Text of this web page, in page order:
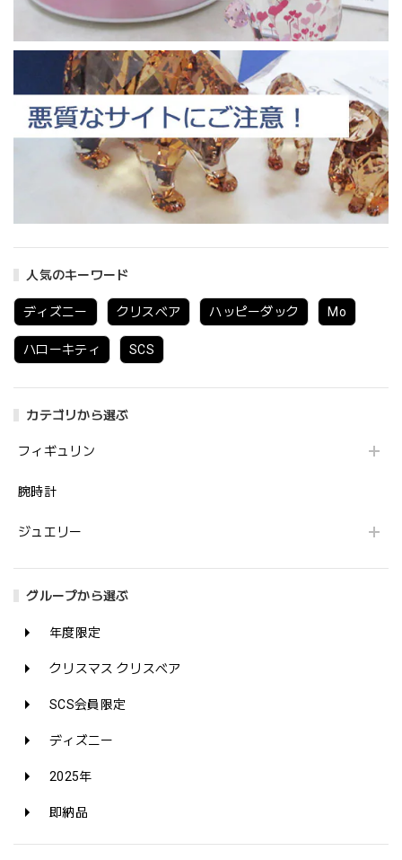
人気のキーワード
ディズニー クリスベア ハッピーダック Mo
ハローキティ SCS
カテゴリから選ぶ
フィギュリン
腕時計
ジュエリー
グループから選ぶ
年度限定
クリスマス クリスベア
SCS会員限定
ディズニー
2025年
即納品